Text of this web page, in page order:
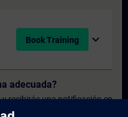
Book Training expand_more
adecuada?
recibirás una notificación en